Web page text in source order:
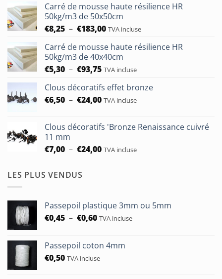
Carré de mousse haute résilience HR
50kg/m3 de 50x50cm
€8,25 – €183,00Plage
prix :
€8,25
à
TVA incluse
Carré de mousse haute résilience HR
50kg/m3 de 40x40cm
€5,30 – €93,75Plage
prix :
€5,30
TVA incluse
Clous décoratifs effet bronze
€6,50 – €24,00Plage
€6,50
€24,00
TVA incluse
Clous décoratifs 'Bronze Renaissance cuivré
11 mm
€7,00 – €24,00Plage
€24,00
TVA incluse
LES PLUS VENDUS
Passepoil plastique 3mm ou 5mm
€0,45 – €0,60Plage
€0,45
à
TVA incluse
Passepoil coton 4mm
€0,50 TVA incluse